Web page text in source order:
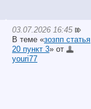
03.07.2026 16:45
В теме «зозпп статья
20 пункт 3» от
youri77